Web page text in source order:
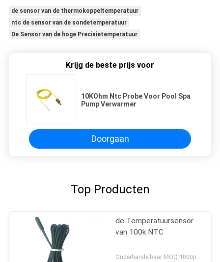
de sensor van de thermokoppeltemperatuur
ntc de sensor van de sondetemperatuur
De Sensor van de hoge Precisietemperatuur
Krijg de beste prijs voor
10KOhm Ntc Probe Voor Pool Spa
Pump Verwarmer
Doorgaan
Top Producten
de Temperatuursensor
van 100k NTC